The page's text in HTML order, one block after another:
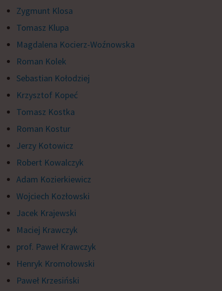
Zygmunt Klosa
Tomasz Klupa
Magdalena Kocierz-Woźnowska
Roman Kolek
Sebastian Kołodziej
Krzysztof Kopeć
Tomasz Kostka
Roman Kostur
Jerzy Kotowicz
Robert Kowalczyk
Adam Kozierkiewicz
Wojciech Kozłowski
Jacek Krajewski
Maciej Krawczyk
prof. Paweł Krawczyk
Henryk Kromołowski
Paweł Krzesiński